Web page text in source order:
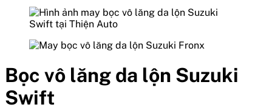
Bọc vô lăng da lộn Suzuki
Swift